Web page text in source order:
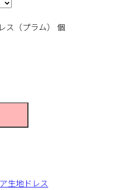
ス（プラム） 個
生地ドレス